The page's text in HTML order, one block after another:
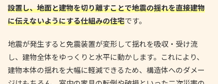
設置し、地面と建物を切り離すことで地震の揺れを直接建物
に伝えないようにする仕組みの住宅です。
地震が発生すると免震装置が変形して揺れを吸収・受け流
し、建物全体をゆっくりと水平に動かします。これにより、
建物本体の揺れを大幅に軽減できるため、構造体へのダメー